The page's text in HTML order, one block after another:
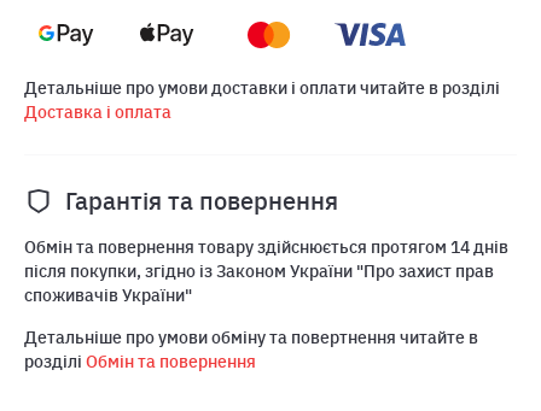
Детальніше про умови доставки і оплати читайте в розділі
Доставка і оплата
Гарантія та повернення
Обмін та повернення товару здійснюється протягом 14 днів
після покупки, згідно із Законом України "Про захист прав
споживачів України"
Детальніше про умови обміну та повертнення читайте в
розділі Обмін та повернення